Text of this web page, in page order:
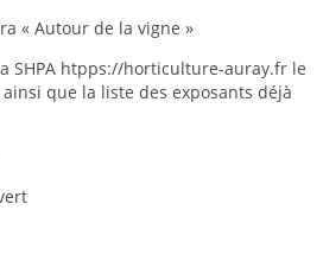
« Autour de la vigne »
SHPA htpps://horticulture-auray.fr le
que la liste des exposants déjà